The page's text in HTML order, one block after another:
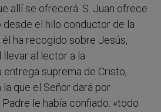
allí se ofrecerá. S. Juan ofrece
el hilo conductor de la
él ha recogido sobre Jesús,
al lector a la
suprema de Cristo,
que el Señor dará por
le había confiado: «todo